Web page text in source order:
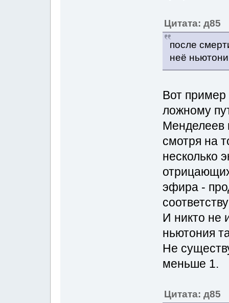
Цитата: д85
после
неё
Вот пример
ложному
Менделеев
смотря на
несколько
эфира -
И никто не
ньютония
Не
меньше 1.
Цитата: д85